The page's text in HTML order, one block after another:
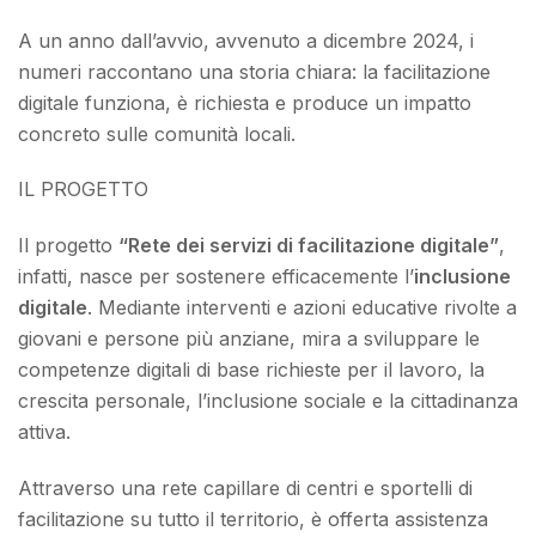
A un anno dall’avvio, avvenuto a dicembre 2024, i
numeri raccontano una storia chiara: la facilitazione
digitale funziona, è richiesta e produce un impatto
concreto sulle comunità locali.
IL PROGETTO
Il progetto “Rete dei servizi di facilitazione digitale”,
infatti, nasce per sostenere efficacemente l’inclusione
digitale. Mediante interventi e azioni educative rivolte a
giovani e persone più anziane, mira a sviluppare le
competenze digitali di base richieste per il lavoro, la
crescita personale, l’inclusione sociale e la cittadinanza
attiva.
Attraverso una rete capillare di centri e sportelli di
facilitazione su tutto il territorio, è offerta assistenza